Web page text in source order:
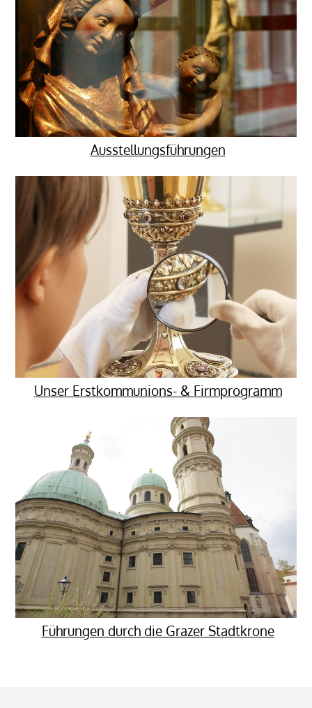
Ausstellungsführungen
Unser Erstkommunions- & Firmprogramm
Führungen durch die Grazer Stadtkrone